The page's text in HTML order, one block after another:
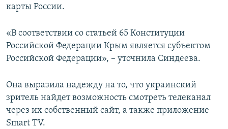
карты России.
«В соответствии со статьей 65 Конституции
Российской Федерации Крым является субъектом
Российской Федерации», – уточнила Синдеева.
Она выразила надежду на то, что украинский
зритель найдет возможность смотреть телеканал
через их собственный сайт, а также приложение
Smart TV.